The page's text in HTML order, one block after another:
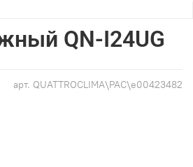
арт. QUATTROCLIMA\PAC\e00423482
QN-I24UG